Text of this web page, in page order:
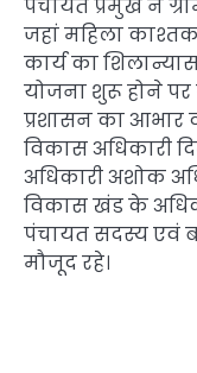
पंचायत प्रमुख ने
जहां महिला
कार्य का
योजना शुरू होने
प्रशासन का आभार
विकास अधिकारी
अधिकारी अशोक
विकास खंड के
पंचायत सदस्य एवं
मौजूद रहे।